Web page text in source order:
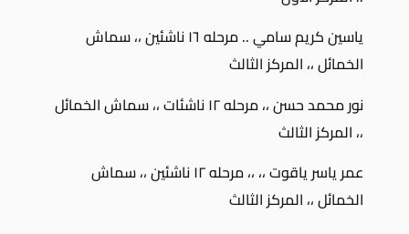
ياسين كريم سامي .. مرحله ١٦ ناشئين ،، سماش
الخمائل ،، المركز الثالث
نور محمد حسن ،، مرحله ١٢ ناشئات ،، سماش الخمائل
،، المركز الثالث
عمر ياسر ياقوت ،، ،، مرحله ١٢ ناشئين ،، سماش
الخمائل ،، المركز الثالث